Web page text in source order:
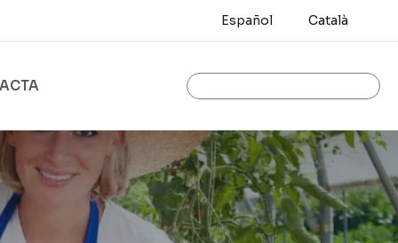
Español Català